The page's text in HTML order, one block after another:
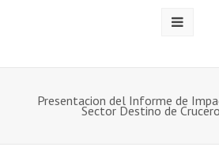
Presentacion del Informe de
Sector Destino de